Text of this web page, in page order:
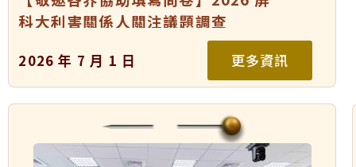
科大利害關係人關注議題調查
2026 年 7 月 1 日 更多資訊